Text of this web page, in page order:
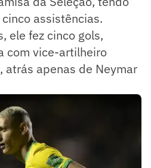
assistências.
ele fez cinco gols,
com vice-artilheiro
atrás apenas de Neymar